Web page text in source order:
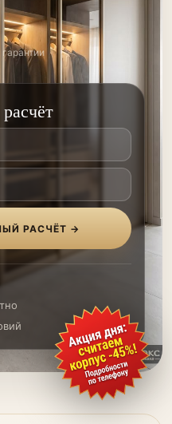
гарантии
РАСЧЁТ →